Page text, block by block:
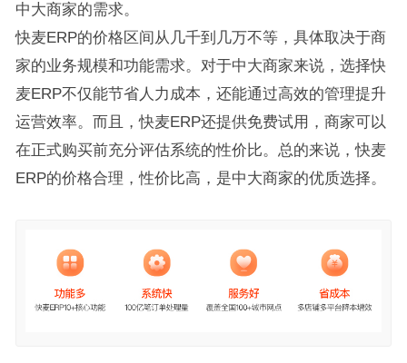
中大商家的需求。
快麦ERP的价格区间从几千到几万不等，具体取决于商
家的业务规模和功能需求。对于中大商家来说，选择快
麦ERP不仅能节省人力成本，还能通过高效的管理提升
运营效率。而且，快麦ERP还提供免费试用，商家可以
在正式购买前充分评估系统的性价比。总的来说，快麦
ERP的价格合理，性价比高，是中大商家的优质选择。